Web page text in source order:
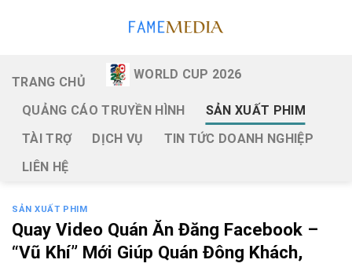
TRANG CHỦ
WORLD CUP 2026
QUẢNG CÁO TRUYỀN HÌNH
SẢN XUẤT PHIM
TÀI TRỢ
DỊCH VỤ
TIN TỨC DOANH NGHIỆP
LIÊN HỆ
SẢN XUẤT PHIM
Quay Video Quán Ăn Đăng Facebook –
“Vũ Khí” Mới Giúp Quán Đông Khách,